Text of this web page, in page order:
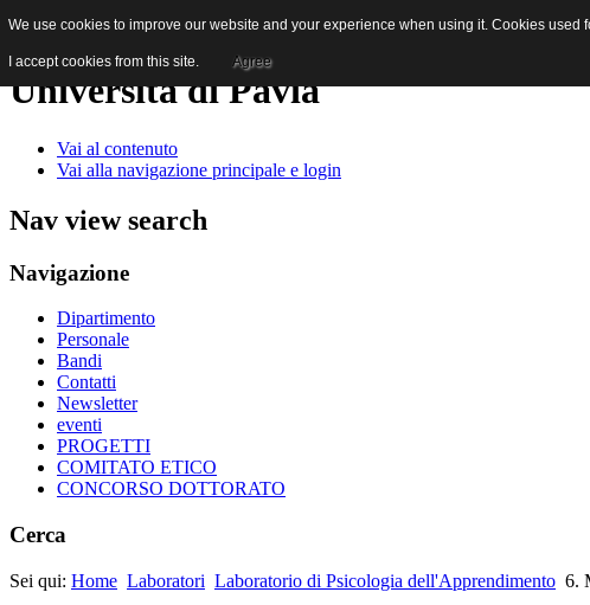
Università di Pavia
Vai al contenuto
Vai alla navigazione principale e login
Nav view search
Navigazione
Dipartimento
Personale
Bandi
Contatti
Newsletter
eventi
PROGETTI
COMITATO ETICO
CONCORSO DOTTORATO
Cerca
Sei qui: Home Laboratori Laboratorio di Psicologia dell'Apprendimento 6.
We use cookies to improve our website and your experience when using it. Cookies
I accept cookies from this site. Agree